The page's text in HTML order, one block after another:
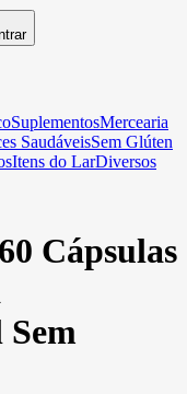
SuplementosMercearia
SaudáveisSem Glúten
Itens do LarDiversos
Cápsulas